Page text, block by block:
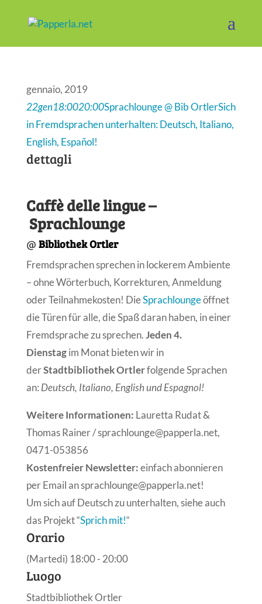
gennaio, 2019
22gen18:0020:00Sprachlounge @ Bib OrtlerSich
in Fremdsprachen unterhalten: Deutsch, Italiano,
English, Español!
dettagli
Caffè delle lingue –
Sprachlounge
@ Bibliothek Ortler
Fremdsprachen sprechen in lockerem Ambiente
– ohne Wörterbuch, Korrekturen, Anmeldung
oder Teilnahmekosten! DieSprachloungeöffnet
die Türen für alle, die Spaß daran haben, in einer
Fremdsprache zu sprechen.Jeden 4.
Dienstagim Monat bieten wir in
derStadtbibliothek Ortlerfolgende Sprachen
an: Deutsch, Italiano, English und Espagnol!
Weitere Informationen: Lauretta Rudat &
Thomas Rainer / sprachlounge@papperla.net,
0471-053856
Kostenfreier Newsletter:einfach abonnieren
per Email an sprachlounge@papperla.net!
Um sich auf Deutsch zu unterhalten, siehe auch
das Projekt “Sprich mit!“
Orario
(Martedi) 18:00 - 20:00
Luogo
Stadtbibliothek Ortler